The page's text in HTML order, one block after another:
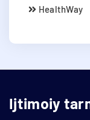
HealthWay
Ijtimoiy